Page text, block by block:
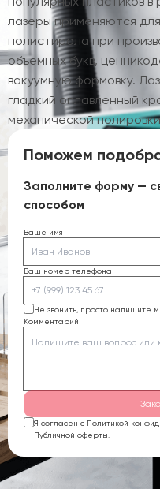
лазеры применяются
полистирола при
объемных букв,
вакуумную формовку.
гладкий оплавленный
механической
Поможем
Заполните форму —
способом
Ваше имя
Ваш номер телефона
Не звонить, просто напишите
Комментарий
Я согласен с Политикой
Публичной оферты.